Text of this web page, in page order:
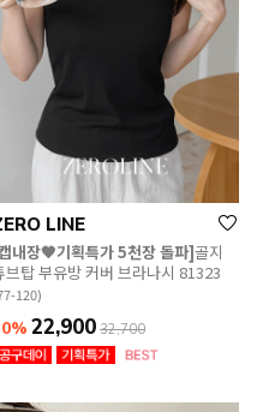
LINE
내장🖤기획특가 5천장 돌파]골지
브탑 부유방 커버 브라나시 81323
120)
22,900 32,700